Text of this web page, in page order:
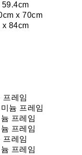
x 70cm
x 84cm
프레임
늄 프레임
프레임
프레임
프레임
프레임